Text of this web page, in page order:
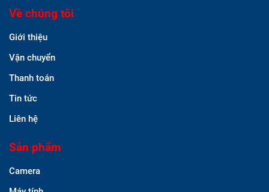
Về chúng tôi
Giới thiệu
Vận chuyển
Thanh toán
Tin tức
Liên hệ
Sản phẩm
Camera